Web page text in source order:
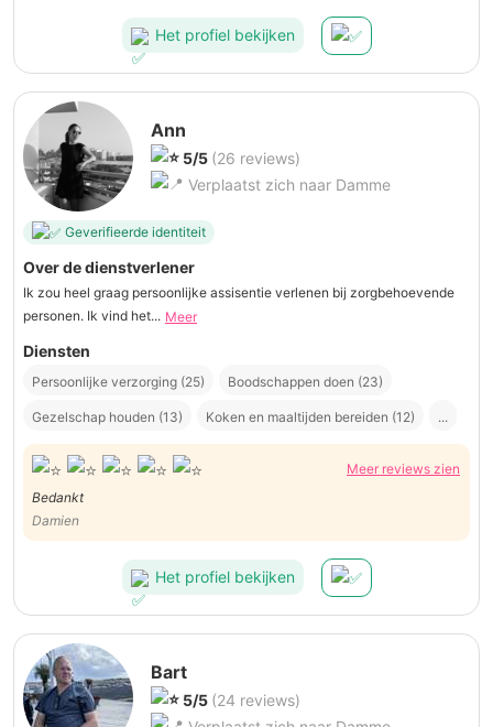
Het profiel bekijken
Ann
5/5 (26 reviews)
Verplaatst zich naar Damme
Geverifieerde identiteit
Over de dienstverlener
Ik zou heel graag persoonlijke assisentie verlenen bij zorgbehoevende
personen. Ik vind het... Meer
Diensten
Persoonlijke verzorging (25) Boodschappen doen (23)
Gezelschap houden (13) Koken en maaltijden bereiden (12) ...
Meer reviews zien
Bedankt
Damien
Het profiel bekijken
Bart
5/5 (24 reviews)